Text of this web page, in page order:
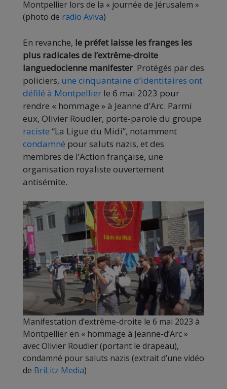
Montpellier lors de la « journée de Jérusalem »
(photo de radio Aviva)
En revanche, le préfet laisse les franges les
plus radicales de l’extrême-droite
languedocienne manifester. Protégés par des
policiers, une cinquantaine d’identitaires ont
défilé à Montpellier le 6 mai 2023 pour
rendre « hommage » à Jeanne d’Arc. Parmi
eux, Olivier Roudier, porte-parole du groupe
raciste “La Ligue du Midi”, notamment
condamné pour saluts nazis, et des
membres de l’Action française, une
organisation royaliste ouvertement
antisémite.
Manifestation d’extrême-droite le 6 mai 2023 à
Montpellier en « hommage à Jeanne-d’Arc »
avec Olivier Roudier (portant le drapeau),
condamné pour saluts nazis (extrait d’une vidéo
de BriLitz Media)